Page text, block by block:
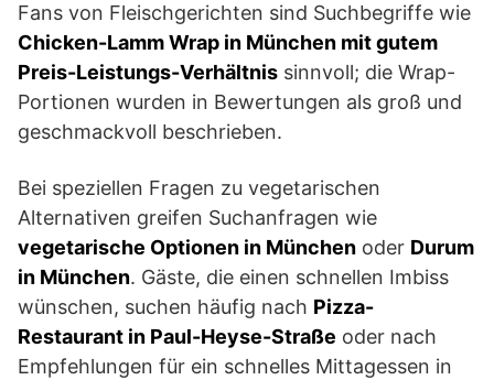
Fans von Fleischgerichten sind Suchbegriffe wie
Chicken-Lamm Wrap in München mit gutem
Preis-Leistungs-Verhältnis sinnvoll; die Wrap-
Portionen wurden in Bewertungen als groß und
geschmackvoll beschrieben.
Bei speziellen Fragen zu vegetarischen
Alternativen greifen Suchanfragen wie
vegetarische Optionen in München oder Durum
in München. Gäste, die einen schnellen Imbiss
wünschen, suchen häufig nach Pizza-
Restaurant in Paul-Heyse-Straße oder nach
Empfehlungen für ein schnelles Mittagessen in